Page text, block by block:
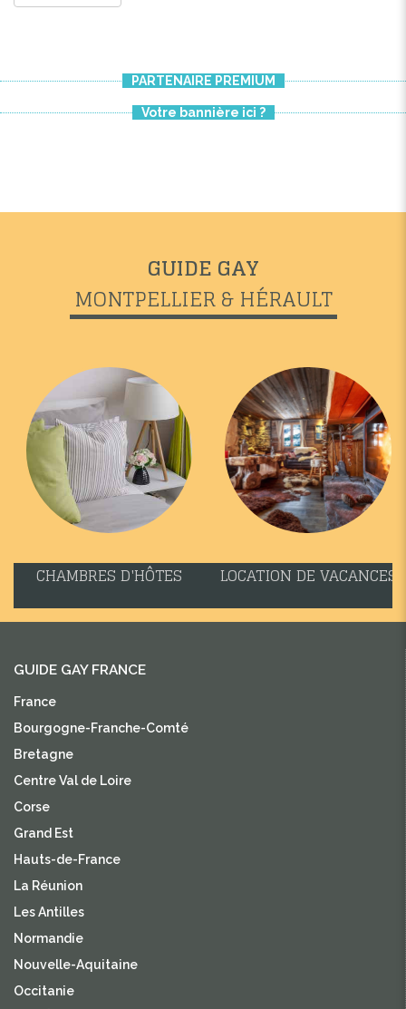
PARTENAIRE PREMIUM
Votre bannière ici ?
GUIDE GAY
MONTPELLIER & HÉRAULT
CHAMBRES D'HÔTES LOCATION DE VACANCES
GUIDE GAY FRANCE
France
Bourgogne-Franche-Comté
Bretagne
Centre Val de Loire
Corse
Grand Est
Hauts-de-France
La Réunion
Les Antilles
Normandie
Nouvelle-Aquitaine
Occitanie